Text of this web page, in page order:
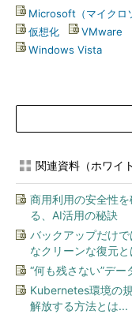
Microsoft（マイクロ
仮想化
VMware
Windows Vista
関連資料（ホワイ
商用利用の安全性
る、AI活用の秘訣
バックアップだけ
なクリーンな復元と
“何も残さない”デ
Kubernetes環境の
解放する方法とは...